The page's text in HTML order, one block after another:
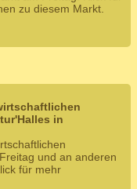
zu diesem Markt.
in
und an anderen
für mehr